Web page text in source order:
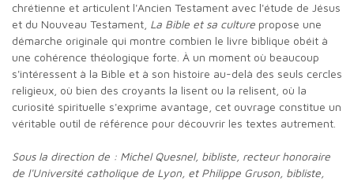
chrétienne et articulent l'Ancien Testament avec l'étude de Jésus
et du Nouveau Testament, La Bible et sa culture propose une
démarche originale qui montre combien le livre biblique obéit à
une cohérence théologique forte. À un moment où beaucoup
s'intéressent à la Bible et à son histoire au-delà des seuls cercles
religieux, où bien des croyants la lisent ou la relisent, où la
curiosité spirituelle s'exprime avantage, cet ouvrage constitue un
véritable outil de référence pour découvrir les textes autrement.
Sous la direction de : Michel Quesnel, bibliste, recteur honoraire
de l'Université catholique de Lyon, et Philippe Gruson, bibliste,